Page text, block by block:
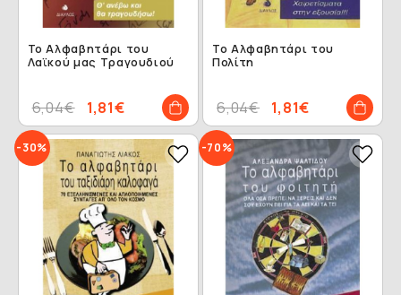
Το Αλφαβητάρι του
Λαϊκού μας Τραγουδιού
1,81€
6,04€
Το Αλφαβητάρι του
Πολίτη
1,81€
6,04€
-30% -70%